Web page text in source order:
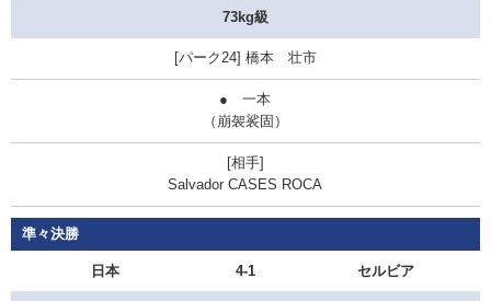
73kg級
橋本 壮市
● 一本
（崩袈裟固）
Salvador CASES ROCA
準々決勝
日本 4-1 セルビア